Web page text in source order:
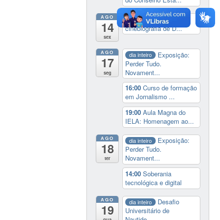
AGO
14
sex
14:00 Lançamento da
cinebiografia de D...
AGO
17
seg
dia inteiro
Exposição:
Perder Tudo.
Novament...
16:00Curso de formação
em Jornalismo ...
19:00Aula Magna do
IELA: Homenagem ao...
AGO
18
ter
dia inteiro
Exposição:
Perder Tudo.
Novament...
14:00Soberania
tecnológica e digital
AGO
19
dia inteiro
Desafio
Universitário de